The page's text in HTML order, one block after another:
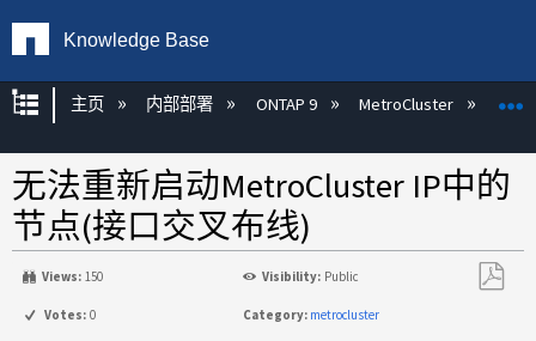
Knowledge Base
扩展/隐缩全局层次
主页 内部部署 ONTAP 9 MetroCluster
无法重新启动MetroCluster IP中的
节点(接口交叉布线)
Views: 150 Visibility: Public
Votes: 0 Category: metrocluster